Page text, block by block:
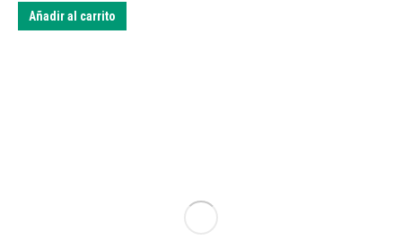
Añadir al carrito